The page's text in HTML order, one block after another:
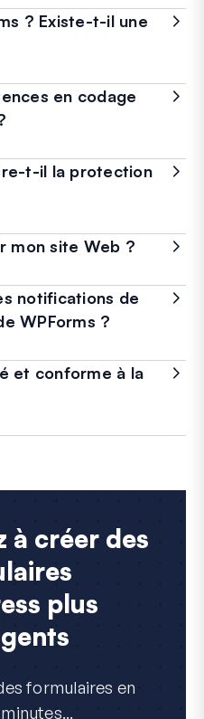
? Existe-t-il une
en codage
t-il la protection
mon site Web ?
notifications de
WPForms ?
et conforme à la
à créer des
plus
formulaires en